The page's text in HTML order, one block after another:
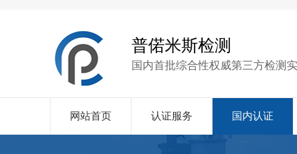
普偌米斯检测
国内首批综合性权威第三方检测
网站首页 认证服务 国内认证